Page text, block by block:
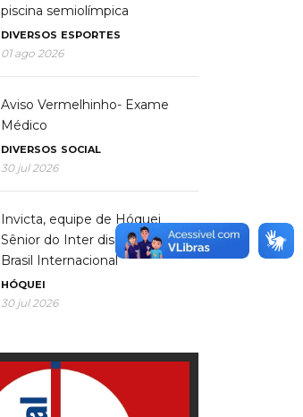
piscina semiolímpica
DIVERSOS ESPORTES
01 ago 2026
Aviso Vermelhinho- Exame
Médico
DIVERSOS SOCIAL
30 jul 2026
Invicta, equipe de Hóquei
Sênior do Inter disputa Copa
Brasil Internacional
HÓQUEI
30 jul 2026